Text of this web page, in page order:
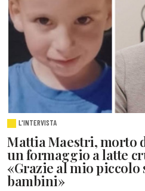
L'INTERVISTA
Mattia Maestri, morto
un formaggio a latte
«Grazie al mio
bambini»